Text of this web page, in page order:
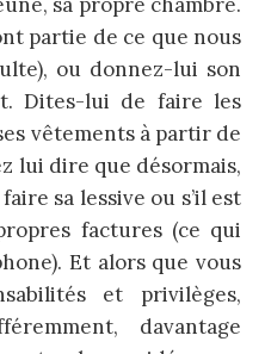
partie de ce que nous
ou donnez-lui son
Dites-lui de faire les
vêtements à partir de
lui dire que désormais,
sa lessive ou s’il est
factures (ce qui
Et alors que vous
et privilèges,
davantage